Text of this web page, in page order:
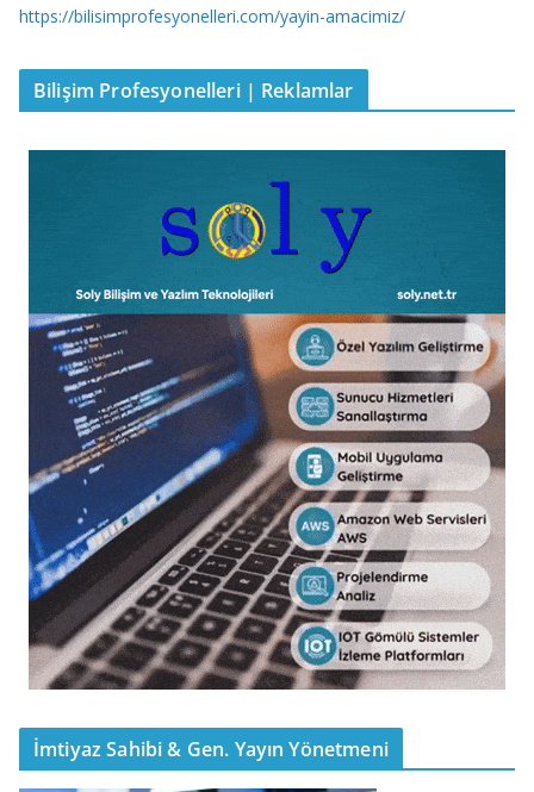
https://bilisimprofesyonelleri.com/yayin-amacimiz/
Bilişim Profesyonelleri | Reklamlar
İmtiyaz Sahibi & Gen. Yayın Yönetmeni